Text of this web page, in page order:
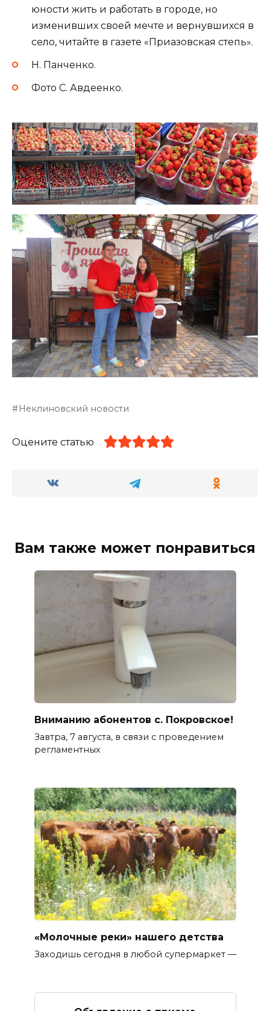
юности жить и работать в городе, но
изменивших своей мечте и вернувшихся в
село, читайте в газете «Приазовская степь».
Н. Панченко.
Фото С. Авдеенко.
Неклиновский новости
Оцените статью
Вам также может понравиться
Вниманию абонентов с. Покровское!
Завтра, 7 августа, в связи с проведением
регламентных
«Молочные реки» нашего детства
Заходишь сегодня в любой супермаркет —